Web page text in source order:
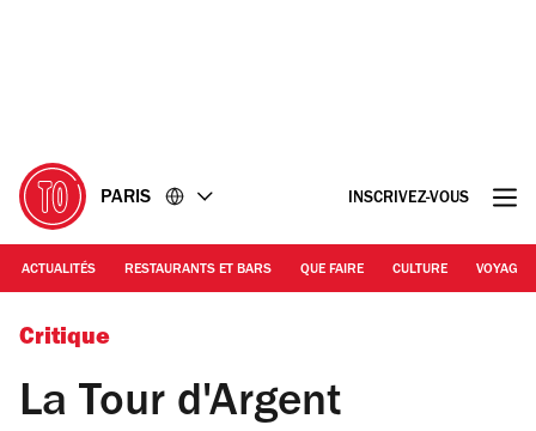
PARIS INSCRIVEZ-VOUS
ACTUALITÉS RESTAURANTS ET BARS QUE FAIRE CULTURE VOYAGE
© La Tour d'Argent
Critique
La Tour d'Argent